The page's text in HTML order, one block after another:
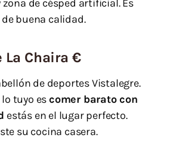
de césped artificial. Es
buena calidad.
La Chaira €
de deportes Vistalegre.
lo tuyo escomer barato con
estás en el lugar perfecto.
su cocina casera.